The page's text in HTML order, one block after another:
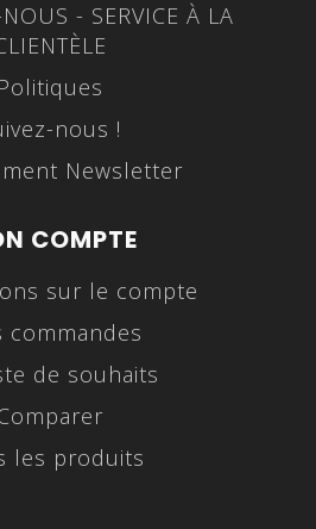
- SERVICE À LA
Politiques
nous !
Newsletter
COMPTE
sur le compte
commandes
de souhaits
les produits